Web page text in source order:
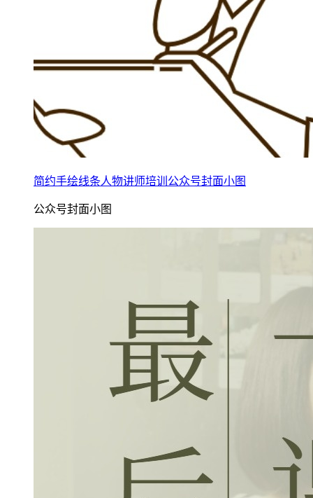
简约手绘线条人物讲师培训公众号封面小图
公众号封面小图